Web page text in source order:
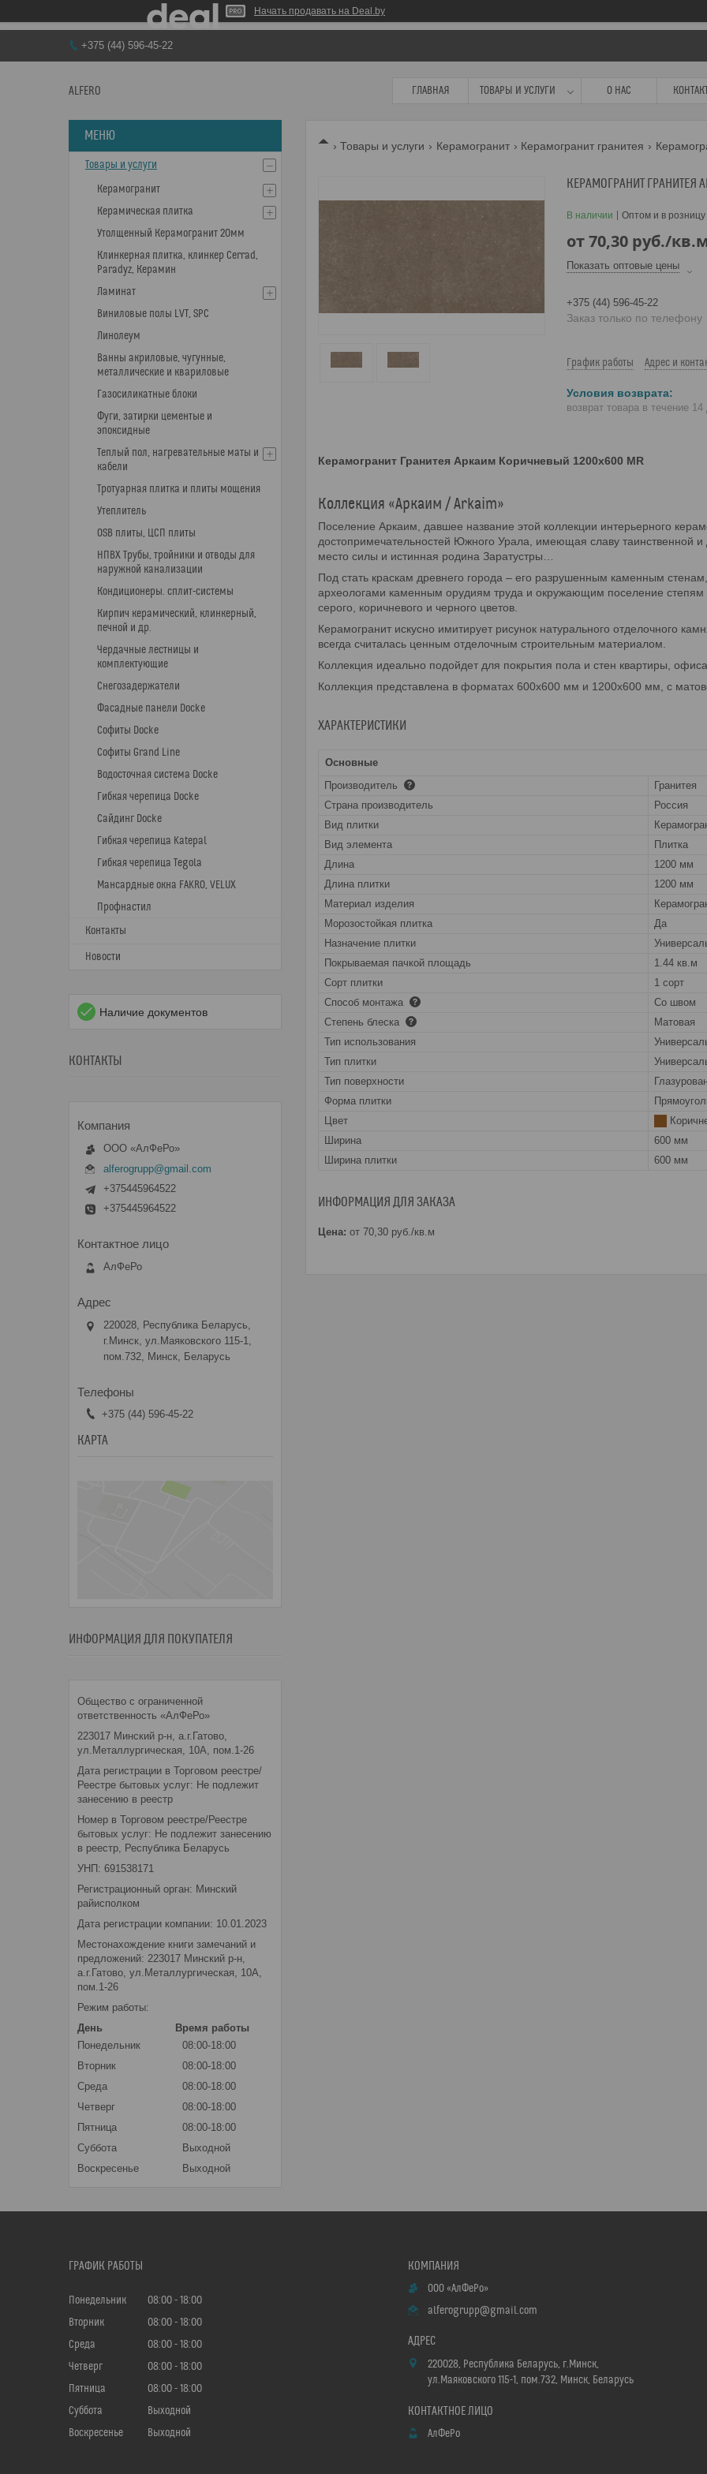
Начать продавать на Deal.by
+375 (44) 596-45-22
ALFERO ГЛАВНАЯ ТОВАРЫ И УСЛУГИ О НАС
Товары и услуги Керамогранит Керамогранит гранитея
КЕРАМОГРАНИТ ГРАНИТЕЯ
В наличии Оптом и в розницу
от70,30 руб./
Показать оптовые цены
+375 (44) 596-45-22
Заказ только по телефону
График работы Адрес и
возврат товара в течение 14
Керамогранит Гранитея Аркаим Коричневый 1200x600 MR
Коллекция «Аркаим / Arkaim»
Поселение Аркаим, давшее название этой коллекции интерьерного
достопримечательностей Южного Урала, имеющая славу таинственной
место силы и истинная родина Заратустры…
Под стать краскам древнего города – его разрушенным каменным
археологами каменным орудиям труда и окружающим поселение степям
серого, коричневого и черного цветов.
Керамогранит искусно имитирует рисунок натурального отделочного
всегда считалась ценным отделочным строительным материалом.
Коллекция идеально подойдет для покрытия пола и стен квартиры,
Коллекция представлена в форматах 600х600 мм и 1200х600 мм, с
ХАРАКТЕРИСТИКИ
Основные
Производитель
Гранитея
Страна производитель
Россия
Вид плитки
Вид элемента
Плитка
Длина
1200 мм
Длина плитки
1200 мм
Материал изделия
Морозостойкая плитка
Да
Назначение плитки
Покрываемая пачкой площадь
1.44 кв.м
Сорт плитки
1 сорт
Способ монтажа
Со швом
Степень блеска
Матовая
Тип использования
Тип плитки
Тип поверхности
Форма плитки
Цвет
Ширина
600 мм
Ширина плитки
600 мм
ИНФОРМАЦИЯ ДЛЯ ЗАКАЗА
Цена: от 70,30 руб./кв.м
Товары и услуги
Керамогранит
Керамическая плитка
Утолщенный Керамогранит 20мм
Клинкерная плитка, клинкер Cerrad,
Paradyz, Керамин
Ламинат
Виниловые полы LVT, SPC
Линолеум
Ванны акриловые, чугунные,
металлические и квариловые
Газосиликатные блоки
Фуги, затирки цементые и
эпоксидные
Теплый пол, нагревательные маты и
кабели
Тротуарная плитка и плиты мощения
Утеплитель
OSB плиты, ЦСП плиты
НПВХ Трубы, тройники и отводы для
наружной канализации
Кондиционеры. сплит-системы
Кирпич керамический, клинкерный,
печной и др.
Чердачные лестницы и
комплектующие
Снегозадержатели
Фасадные панели Docke
Софиты Docke
Софиты Grand Line
Водосточная система Docke
Гибкая черепица Docke
Сайдинг Docke
Гибкая черепица Katepal
Гибкая черепица Tegola
Мансардные окна FAKRO, VELUX
Профнастил
Контакты
Новости
Наличие документов
КОНТАКТЫ
ООО «АлФеРо»
alferogrupp@gmail.com
+375445964522
+375445964522
АлФеРо
220028, Республика Беларусь,
г.Минск, ул.Маяковского 115-1,
пом.732, Минск, Беларусь
+375 (44) 596-45-22
КАРТА
ИНФОРМАЦИЯ ДЛЯ ПОКУПАТЕЛЯ
Общество с ограниченной
ответственность «АлФеРо»
223017 Минский р-н, а.г.Гатово,
ул.Металлургическая, 10А, пом.1-26
Дата регистрации в Торговом реестре/
Реестре бытовых услуг: Не подлежит
занесению в реестр
Номер в Торговом реестре/Реестре
бытовых услуг: Не подлежит занесению
в реестр, Республика Беларусь
УНП: 691538171
Регистрационный орган: Минский
райисполком
Дата регистрации компании: 10.01.2023
Местонахождение книги замечаний и
предложений: 223017 Минский р-н,
а.г.Гатово, ул.Металлургическая, 10А,
пом.1-26
Режим работы:
День
Время работы
Понедельник
08:00-18:00
Вторник
08:00-18:00
Среда
08:00-18:00
Четверг
08:00-18:00
Пятница
08:00-18:00
Суббота
Выходной
Воскресенье
Выходной
ГРАФИК РАБОТЫ
Понедельник 08:00
18:00
Вторник
08:00
18:00
Среда
08:00
18:00
Четверг
08:00
18:00
Пятница
08:00
18:00
Суббота
Выходной
Воскресенье
Выходной
ООО «АлФеРо»
alferogrupp@gmail.com
220028, Республика Беларусь, г.Минск,
ул.Маяковского 115-1, пом.732, Минск, Беларусь
АлФеРо